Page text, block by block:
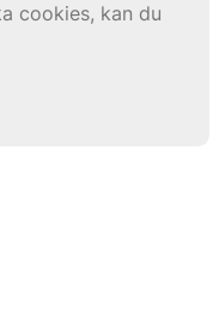
cookies, kan du